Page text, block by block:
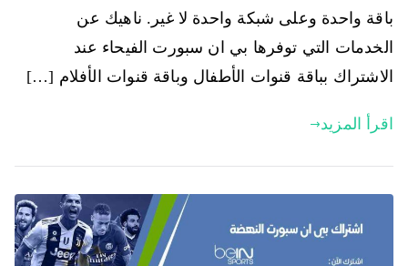
باقة واحدة وعلى شبكة واحدة لا غير. ناهيك عن
الخدمات التي توفرها بي ان سبورت الفيحاء عند
الاشتراك بباقة قنوات الأطفال وباقة قنوات الأفلام […]
اقرأ المزيد